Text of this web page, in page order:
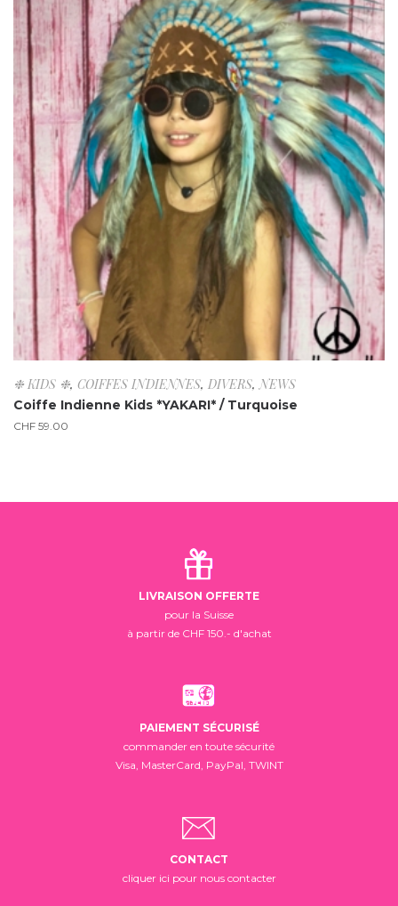
❉ KIDS ❉, COIFFES INDIENNES, DIVERS,NEWS
Coiffe Indienne Kids *YAKARI* / Turquoise
CHF 59.00
LIVRAISON OFFERTE
pour la Suisse
à partir de CHF 150.- d'achat
PAIEMENT SÉCURISÉ
commander en toute sécurité
Visa, MasterCard, PayPal, TWINT
CONTACT
cliquer ici pour nous contacter